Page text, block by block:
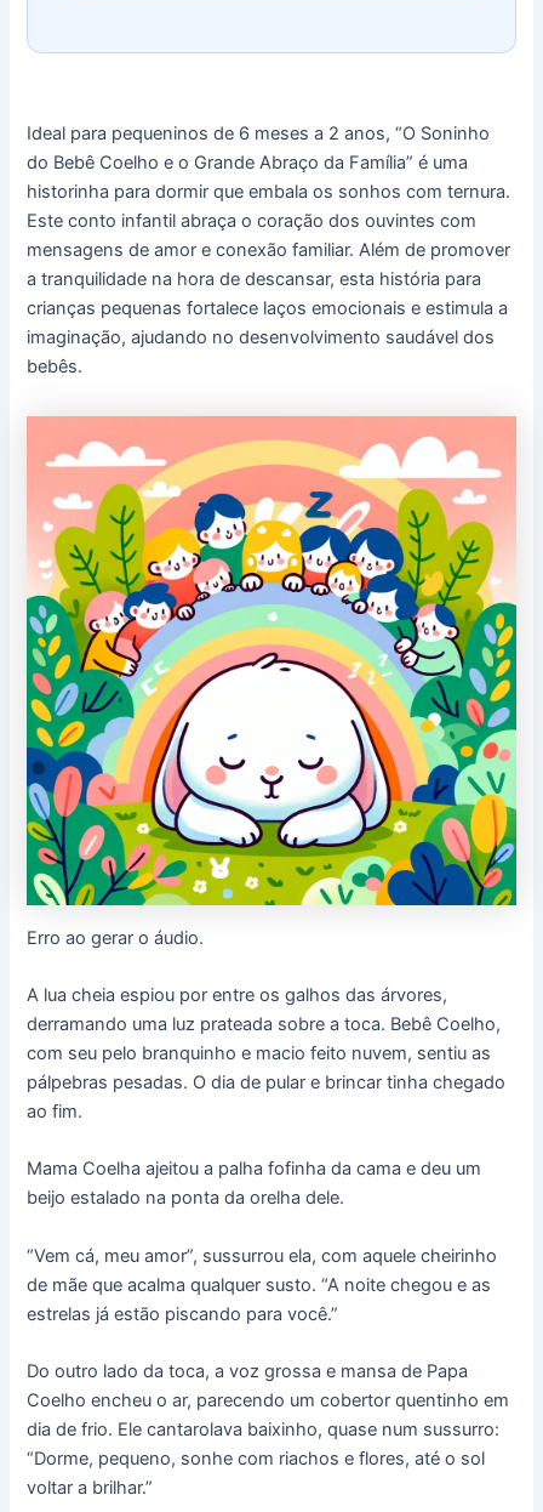
Ideal para pequeninos de 6 meses a 2 anos, “O Soninho
do Bebê Coelho e o Grande Abraço da Família” é uma
historinha para dormir que embala os sonhos com ternura.
Este conto infantil abraça o coração dos ouvintes com
mensagens de amor e conexão familiar. Além de promover
a tranquilidade na hora de descansar, esta história para
crianças pequenas fortalece laços emocionais e estimula a
imaginação, ajudando no desenvolvimento saudável dos
bebês.
Erro ao gerar o áudio.
A lua cheia espiou por entre os galhos das árvores,
derramando uma luz prateada sobre a toca. Bebê Coelho,
com seu pelo branquinho e macio feito nuvem, sentiu as
pálpebras pesadas. O dia de pular e brincar tinha chegado
ao fim.
Mama Coelha ajeitou a palha fofinha da cama e deu um
beijo estalado na ponta da orelha dele.
“Vem cá, meu amor”, sussurrou ela, com aquele cheirinho
de mãe que acalma qualquer susto. “A noite chegou e as
estrelas já estão piscando para você.”
Do outro lado da toca, a voz grossa e mansa de Papa
Coelho encheu o ar, parecendo um cobertor quentinho em
dia de frio. Ele cantarolava baixinho, quase num sussurro:
“Dorme, pequeno, sonhe com riachos e flores, até o sol
voltar a brilhar.”